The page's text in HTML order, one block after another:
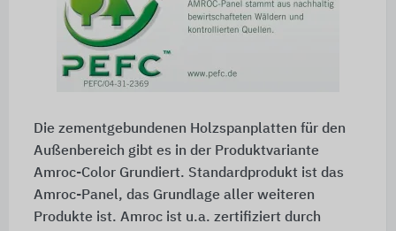
Die zementgebundenen Holzspanplatten für den
Außenbereich gibt es in der Produktvariante
Amroc-Color Grundiert. Standardprodukt ist das
Amroc-Panel, das Grundlage aller weiteren
Produkte ist. Amroc ist u.a. zertifiziert durch